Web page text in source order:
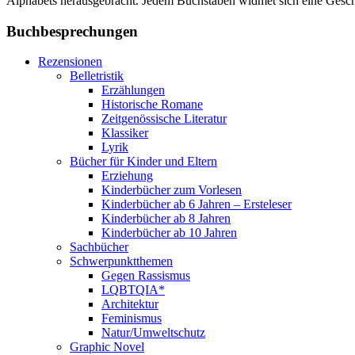
Buchbesprechungen
Rezensionen
Belletristik
Erzählungen
Historische Romane
Zeitgenössische Literatur
Klassiker
Lyrik
Bücher für Kinder und Eltern
Erziehung
Kinderbücher zum Vorlesen
Kinderbücher ab 6 Jahren – Ersteleser
Kinderbücher ab 8 Jahren
Kinderbücher ab 10 Jahren
Sachbücher
Schwerpunktthemen
Gegen Rassismus
LQBTQIA*
Architektur
Feminismus
Natur/Umweltschutz
Graphic Novel